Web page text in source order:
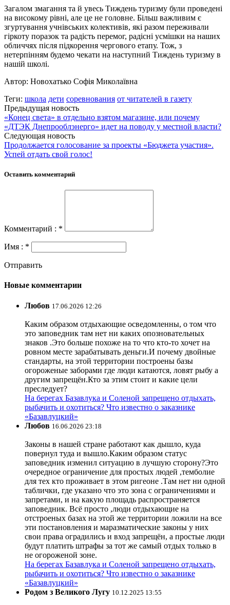
Загалом змагання та й увесь Тиждень туризму були проведені
на високому рівні, але це не головне. Більш важливим є
згуртування учнівських колективів, які разом переживали
гіркоту поразок та радість перемог, радісні усмішки на наших
обличчях після підкорення чергового етапу. Тож, з
нетерпінням будемо чекати на наступний Тиждень туризму в
нашій школі.
Автор: Новохатько Софія Миколаївна
Теги: школа дети соревнования от читателей в газету
Предыдущая новость
«Конец света» в отдельно взятом магазине, или почему
«ДТЭК Днепрооблэнерго» идет на поводу у местной власти?
Следующая новость
Продолжается голосование за проекты «Бюджета участия».
Успей отдать свой голос!
Оставить комментарий
Комментарий : *
Имя : *
Отправить
Новые комментарии
Любов 17.06.2026 12:26
Каким образом отдыхающие осведомленны, о том что
это заповедник там нет ни каких опозновательных
знаков .Это больше похоже на то что кто-то хочет на
ровном месте зарабатывать деньги.И почему двойные
стандарты, на этой территории построены базы
огороженые заборами где люди катаются, ловят рыбу а
другим запрещён.Кто за этим стоит и какие цели
преследует?
На берегах Базавлука и Соленой запрещено отдыхать,
рыбачить и охотиться? Что известно о заказнике
«Базавлуцкий»
Любов 16.06.2026 23:18
Законы в нашей стране работают как дышло, куда
повернул туда и вышло.Каким образом статус
заповедник изменил ситуацию в лучшую сторону?Это
очередное ограничение для простых людей ,темболие
для тех кто проживает в этом ригеоне .Там нет ни одной
таблички, где указано что это зона с ограничениями и
запретами, и на какую площадь распространяется
заповедник. Всё просто ,люди отдыхающие на
отстроеных базах на этой же территории ложили на все
эти постановления и маразматические законы у них
свои права оградились и вход запрещён, а простые люди
будут платить штрафы за тот же самый отдых только в
не огороженой зоне.
На берегах Базавлука и Соленой запрещено отдыхать,
рыбачить и охотиться? Что известно о заказнике
«Базавлуцкий»
Родом з Великого Лугу 10.12.2025 13:55